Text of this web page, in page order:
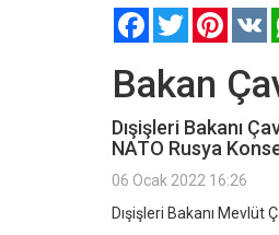
FacebookTwitter
Bakan
Dışişleri Bakanı
NATO Rusya
06 Ocak 2022 16:26
Dışişleri Bakanı Mevlüt